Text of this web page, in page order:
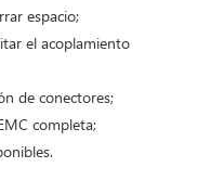
espacio;
el acoplamiento
de conectores;
completa;